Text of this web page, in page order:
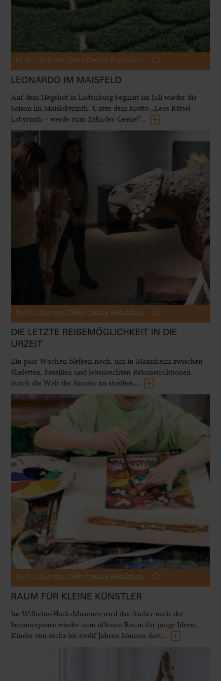
01.07.2026 von Delta Online Redaktion
LEONARDO IM MAISFELD
Auf dem Hegehof in Ladenburg beginnt im Juli wieder die
Saison im Maislabyrinth. Unter dem Motto „Leos Rätsel-
Labyrinth – werde zum Erfinder-Genie!“...
01.07.2026 von Delta Online Redaktion
DIE LETZTE REISEMÖGLICHKEIT IN DIE
URZEIT
Ein paar Wochen bleiben noch, um in Mannheim zwischen
Skeletten, Fossilien und lebensechten Rekonstruktionen
durch die Welt der Saurier zu streifen....
01.07.2026 von Delta Online Redaktion
RAUM FÜR KLEINE KÜNSTLER
Im Wilhelm-Hack-Museum wird das Atelier nach der
Sommerpause wieder zum offenen Raum für junge Ideen.
Kinder von sechs bis zwölf Jahren können dort...